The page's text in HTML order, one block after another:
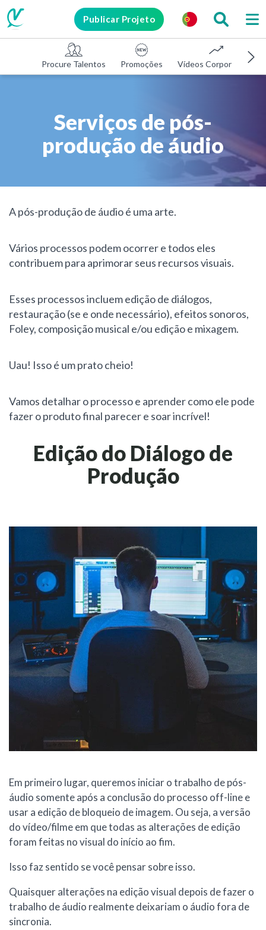
Publicar Projeto
Procure Talentos Promoções Vídeos Corporativos
Serviços de pós-
produção de áudio
A pós-produção de áudio é uma arte.
Vários processos podem ocorrer e todos eles
contribuem para aprimorar seus recursos visuais.
Esses processos incluem edição de diálogos,
restauração (se e onde necessário), efeitos sonoros,
Foley, composição musical e/ou edição e mixagem.
Uau! Isso é um prato cheio!
Vamos detalhar o processo e aprender como ele pode
fazer o produto final parecer e soar incrível!
Edição do Diálogo de
Produção
Em primeiro lugar, queremos iniciar o trabalho de pós-
áudio somente após a conclusão do processo off-line e
usar a edição de bloqueio de imagem. Ou seja, a versão
do vídeo/filme em que todas as alterações de edição
foram feitas no visual do início ao fim.
Isso faz sentido se você pensar sobre isso.
Quaisquer alterações na edição visual depois de fazer o
trabalho de áudio realmente deixariam o áudio fora de
sincronia.